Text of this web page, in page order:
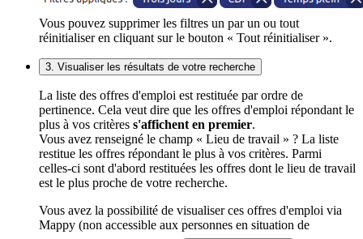
Vous pouvez supprimer les filtres un par un ou tout
réinitialiser en cliquant sur le bouton « Tout réinitialiser ».
3. Visualiser les résultats de votre recherche
La liste des offres d'emploi est restituée par ordre de
pertinence. Cela veut dire que les offres d'emploi répondant le
plus à vos critères s'affichent en premier.
Vous avez renseigné le champ « Lieu de travail » ? La liste
restitue les offres répondant le plus à vos critères. Parmi
celles-ci sont d'abord restituées les offres dont le lieu de travail
est le plus proche de votre recherche.
Vous avez la possibilité de visualiser ces offres d'emploi via
Mappy (non accessible aux personnes en situation de